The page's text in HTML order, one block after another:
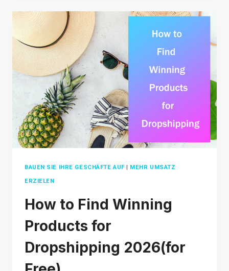
DIE
10
BESTEN
TIPPS
ZUR
STEIGERUNG
IHRES
ERFOLGS
BAUEN SIE IHRE GESCHÄFTE AUF| MEHR UMSATZ
ERZIELEN
How to Find Winning
Products for
Dropshipping 2026(for